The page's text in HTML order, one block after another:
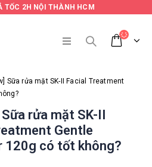
TỐC 2H NỘI THÀNH HCM
Sữa rửa mặt SK-II Facial Treatment
Sữa rửa mặt SK-II
Gentle
120g có tốt không?